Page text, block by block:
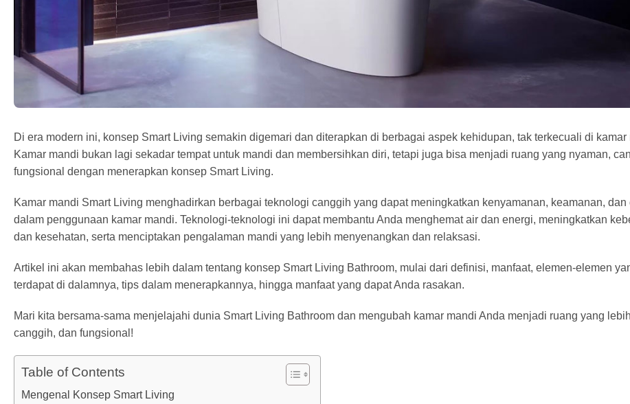
Di era modern ini, konsep Smart Living semakin digemari dan diterapkan di berbagai aspek kehidupan, tak terkecuali di kamar
Kamar mandi bukan lagi sekadar tempat untuk mandi dan membersihkan diri, tetapi juga bisa menjadi ruang yang nyaman,
fungsional dengan menerapkan konsep Smart Living.
Kamar mandi Smart Living menghadirkan berbagai teknologi canggih yang dapat meningkatkan kenyamanan, keamanan, dan
dalam penggunaan kamar mandi. Teknologi-teknologi ini dapat membantu Anda menghemat air dan energi, meningkatkan
dan kesehatan, serta menciptakan pengalaman mandi yang lebih menyenangkan dan relaksasi.
Artikel ini akan membahas lebih dalam tentang konsep Smart Living Bathroom, mulai dari definisi, manfaat, elemen-elemen
terdapat di dalamnya, tips dalam menerapkannya, hingga manfaat yang dapat Anda rasakan.
Mari kita bersama-sama menjelajahi dunia Smart Living Bathroom dan mengubah kamar mandi Anda menjadi ruang yang
canggih, dan fungsional!
Table of Contents
Mengenal Konsep Smart Living